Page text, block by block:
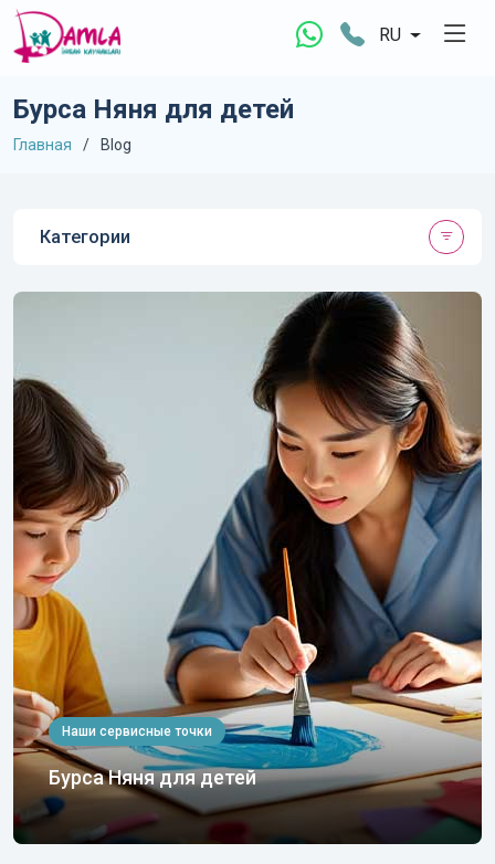
RU
Бурса Няня для детей
Главная Blog
Наши сервисные точки
Бурса Няня для детей
Категории